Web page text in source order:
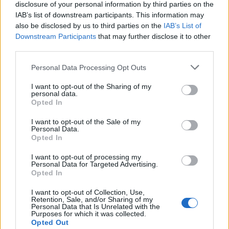
disclosure of your personal information by third parties on the
IAB’s list of downstream participants. This information may
also be disclosed by us to third parties on the IAB’s List of
Downstream Participants that may further disclose it to other
Personal Data Processing Opt Outs
I want to opt-out of the Sharing of my
personal data.
Opted In
I want to opt-out of the Sale of my
Personal Data.
Opted In
I want to opt-out of processing my
Personal Data for Targeted Advertising.
Opted In
I want to opt-out of Collection, Use,
Retention, Sale, and/or Sharing of my
Personal Data that Is Unrelated with the
Purposes for which it was collected.
Opted Out
sulaminen pudotuspelien
kynnyksellä – Florida Panthers
raivasi tiensä jatkoon
vahvistuksia NHL:stä – näiden
Leijonat julkisti ketjut Sveitsi-peliin –
kaukaloon
Venäläisveskari sekosi Suomen 2.